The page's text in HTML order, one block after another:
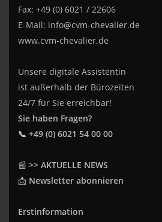
Fax: +49 (0) 6021 / 22606
E-Mail: info@cvm-chevalier.de
www.cvm-chevalier.de
Unsere digitale Assistentin
ist außerhalb der Bürozeiten
24/7 für Sie erreichbar!
Sie haben Fragen?
📞 +49 (0) 6021 54 00 00
📰 >> AKTUELLE NEWS
📩 Newsletter abonnieren
Erstinformation